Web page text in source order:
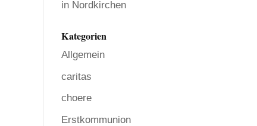
in Nordkirchen
Kategorien
Allgemein
caritas
choere
Erstkommunion